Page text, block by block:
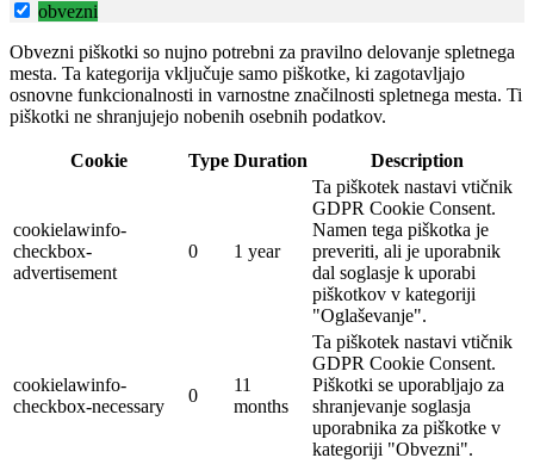
obvezni
Obvezni piškotki so nujno potrebni za pravilno delovanje spletnega
mesta. Ta kategorija vključuje samo piškotke, ki zagotavljajo
osnovne funkcionalnosti in varnostne značilnosti spletnega mesta. Ti
piškotki ne shranjujejo nobenih osebnih podatkov.
Cookie Type Duration Description
cookielawinfo-
checkbox-
advertisement
0 1 year
Ta piškotek nastavi vtičnik
GDPR Cookie Consent.
Namen tega piškotka je
preveriti, ali je uporabnik
dal soglasje k uporabi
piškotkov v kategoriji
"Oglaševanje".
cookielawinfo-
checkbox-necessary
0
11
months
Ta piškotek nastavi vtičnik
GDPR Cookie Consent.
Piškotki se uporabljajo za
shranjevanje soglasja
uporabnika za piškotke v
kategoriji "Obvezni".